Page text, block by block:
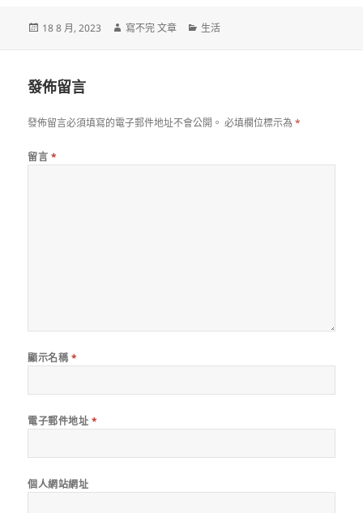
發
18 8 月, 2023
作
寫不完 文章
分
生活
發佈留言
發佈留言必須填寫的電子郵件地址不會公開。 必填欄位標示為*
留言 *
顯示名稱 *
電子郵件地址 *
個人網站網址